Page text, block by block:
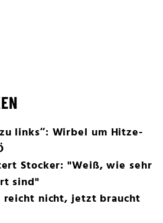
links“: Wirbel um Hitze-
Stocker: "Weiß, wie sehr
sind"
reicht nicht, jetzt braucht